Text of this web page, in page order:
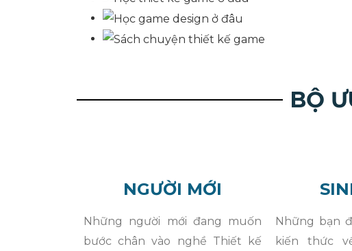
BỘ
NGƯỜI MỚI
Những người mới đang muốn
bước chân vào nghề Thiết kế
Những bạn
kiến thức